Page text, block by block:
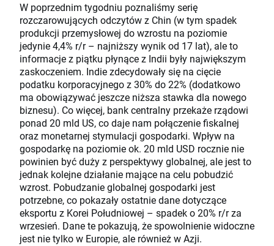
W poprzednim tygodniu poznaliśmy serię
rozczarowujących odczytów z Chin (w tym spadek
produkcji przemysłowej do wzrostu na poziomie
jedynie 4,4% r/r – najniższy wynik od 17 lat), ale to
informacje z piątku płynące z Indii były największym
zaskoczeniem. Indie zdecydowały się na cięcie
podatku korporacyjnego z 30% do 22% (dodatkowo
ma obowiązywać jeszcze niższa stawka dla nowego
biznesu). Co więcej, bank centralny przekaże rządowi
ponad 20 mld US, co daje nam połączenie fiskalnej
oraz monetarnej stymulacji gospodarki. Wpływ na
gospodarkę na poziomie ok. 20 mld USD rocznie nie
powinien być duży z perspektywy globalnej, ale jest to
jednak kolejne działanie mające na celu pobudzić
wzrost. Pobudzanie globalnej gospodarki jest
potrzebne, co pokazały ostatnie dane dotyczące
eksportu z Korei Południowej – spadek o 20% r/r za
wrzesień. Dane te pokazują, że spowolnienie widoczne
jest nie tylko w Europie, ale również w Azji.